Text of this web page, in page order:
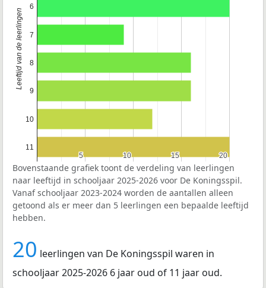
5
5 10
10 15
15 20
20
6
7
8
9
10
11
Leeftijd van de leerlingen
Bovenstaande grafiek toont de verdeling van leerlingen
naar leeftijd in schooljaar 2025-2026 voor De Koningsspil.
Vanaf schooljaar 2023-2024 worden de aantallen alleen
getoond als er meer dan 5 leerlingen een bepaalde leeftijd
hebben.
20 leerlingen van De Koningsspil waren in
schooljaar 2025-2026 6 jaar oud of 11 jaar oud.